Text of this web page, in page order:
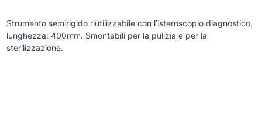
Strumento semirigido riutilizzabile con l’isteroscopio diagnostico,
lunghezza: 400mm. Smontabili per la pulizia e per la
sterilizzazione.